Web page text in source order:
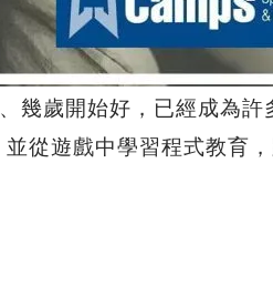
幾歲開始好，已經成為
從遊戲中學習程式教育